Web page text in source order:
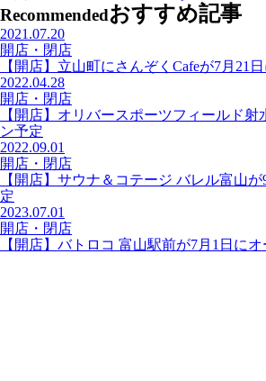
Recommendedおすすめ記事
2021.07.20
開店・閉店
【開店】立山町にさんぞくCafeが7月21
2022.04.28
開店・閉店
【開店】オリバースポーツフィールド射
ン予定
2022.09.01
開店・閉店
【開店】サウナ＆コテージ バレル富山
定
2023.07.01
開店・閉店
【開店】バトロコ 富山駅前が7月1日に